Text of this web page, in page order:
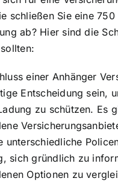
schließen Sie eine
ab? Hier sind die
einer Anhänger
Entscheidung sein,
zu schützen. Es
unterschiedliche
sich gründlich zu
Optionen zu